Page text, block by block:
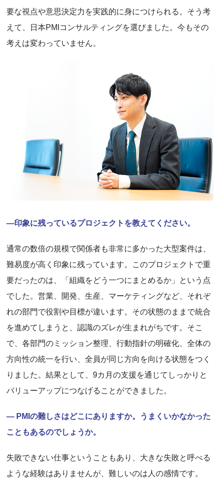
要な視点や意思決定力を実践的に身につけられる。そう考
えて、日本PMIコンサルティングを選びました。今もその
考えは変わっていません。
―印象に残っているプロジェクトを教えてください。
通常の数倍の規模で関係者も非常に多かった大型案件は、
難易度が高く印象に残っています。このプロジェクトで重
要だったのは、「組織をどう一つにまとめるか」という点
でした。営業、開発、生産、マーケティングなど、それぞ
れの部門で役割や目標が違います。その状態のままで統合
を進めてしまうと、認識のズレが生まれがちです。そこ
で、各部門のミッション整理、行動指針の明確化、全体の
方向性の統一を行い、全員が同じ方向を向ける状態をつく
りました。結果として、9カ月の支援を通じてしっかりと
バリューアップにつなげることができました。
― PMIの難しさはどこにありますか。うまくいかなかった
こともあるのでしょうか。
失敗できない仕事ということもあり、大きな失敗と呼べる
ような経験はありませんが、難しいのは人の感情です。